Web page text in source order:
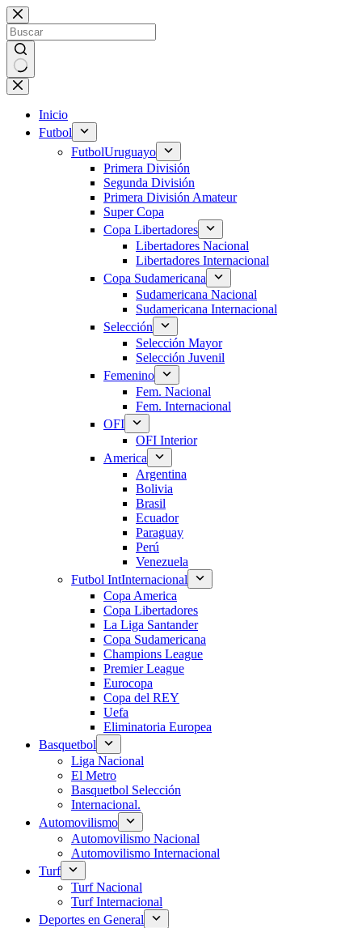
Saltar
al
contenido
Sin
resultados
Inicio
Futbol
FutbolUruguayo
Primera División
Segunda División
Primera División Amateur
Super Copa
Copa Libertadores
Libertadores Nacional
Libertadores Internacional
Copa Sudamericana
Sudamericana Nacional
Sudamericana Internacional
Selección
Selección Mayor
Selección Juvenil
Femenino
Fem. Nacional
Fem. Internacional
OFI
OFI Interior
America
Argentina
Bolivia
Brasil
Ecuador
Paraguay
Perú
Venezuela
Futbol IntInternacional
Copa America
Copa Libertadores
La Liga Santander
Copa Sudamericana
Champions League
Premier League
Eurocopa
Copa del REY
Uefa
Eliminatoria Europea
Basquetbol
Liga Nacional
El Metro
Basquetbol Selección
Internacional.
Automovilismo
Automovilismo Nacional
Automovilismo Internacional
Turf
Turf Nacional
Turf Internacional
Deportes en General